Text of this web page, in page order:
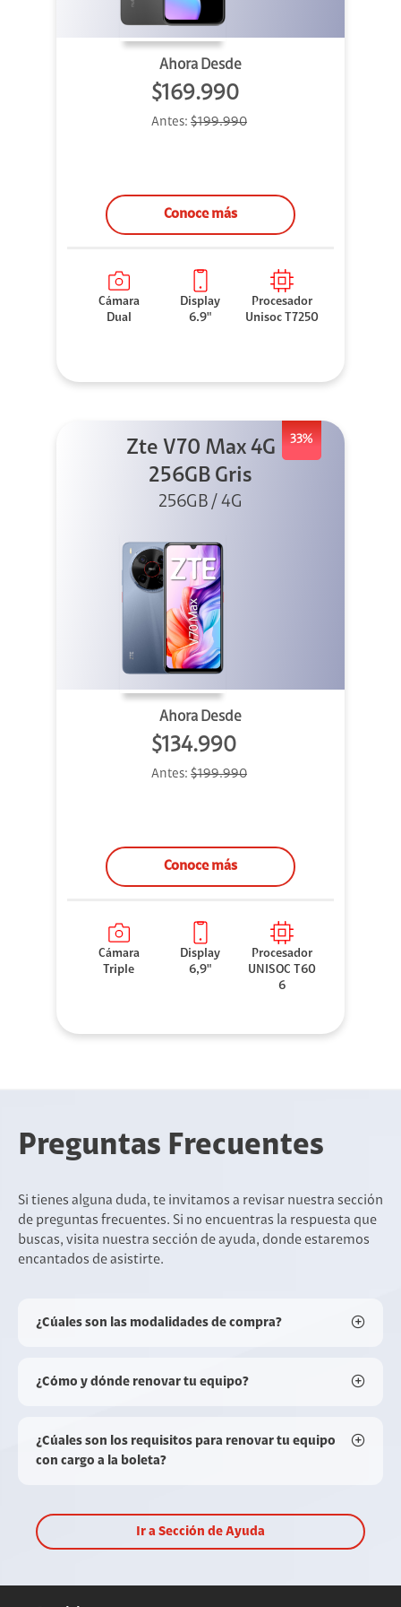
Ahora Desde
$169.990
Antes: $199.990
Conoce más
Cámara
Dual
Display
6.9"
Procesador
Unisoc T7250
33%
Zte V70 Max 4G
256GB Gris
256GB / 4G
Ahora Desde
$134.990
Antes: $199.990
Conoce más
Cámara
Triple
Display
6,9"
Procesador
UNISOC T60
6
Preguntas Frecuentes
Si tienes alguna duda, te invitamos a revisar nuestra sección
de preguntas frecuentes. Si no encuentras la respuesta que
buscas, visita nuestra sección de ayuda, donde estaremos
encantados de asistirte.
¿Cúales son las modalidades de compra?
¿Cómo y dónde renovar tu equipo?
¿Cúales son los requisitos para renovar tu equipo
con cargo a la boleta?
Ir a Sección de Ayuda